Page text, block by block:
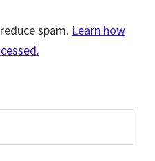
spam. Learn how